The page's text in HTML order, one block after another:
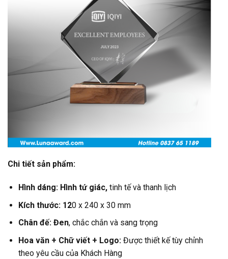
Chi tiết sản phẩm:
Hình dáng: Hình tứ giác,tinh tế và thanh lịch
Kích thước: 120 x 240 x 30 mm
Chân đế: Đen, chắc chắn và sang trọng
Hoa văn + Chữ viết + Logo:Được thiết kế tùy chỉnh
theo yêu cầu của Khách Hàng